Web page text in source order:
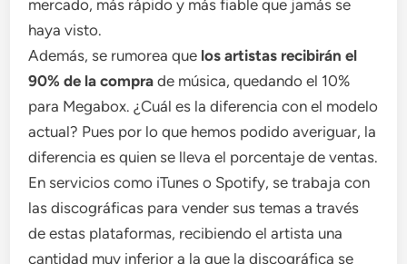
mercado, más rápido y más fiable que jamás se
haya visto.
Además, se rumorea que los artistas recibirán el
90% de la compra de música, quedando el 10%
para Megabox. ¿Cuál es la diferencia con el modelo
actual? Pues por lo que hemos podido averiguar, la
diferencia es quien se lleva el porcentaje de ventas.
En servicios como iTunes o Spotify, se trabaja con
las discográficas para vender sus temas a través
de estas plataformas, recibiendo el artista una
cantidad muy inferior a la que la discográfica se